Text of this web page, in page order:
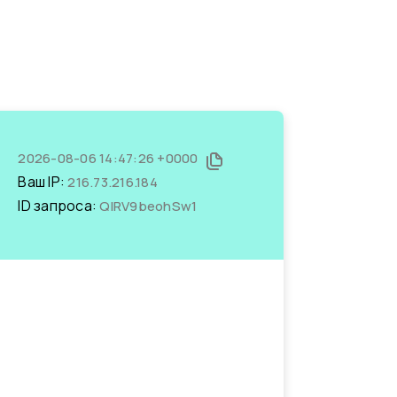
2026-08-06 14:47:26 +0000
Ваш IP:216.73.216.184
ID запроса:QlRV9beohSw1